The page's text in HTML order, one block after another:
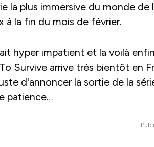
la plus immersive du monde
à la fin du mois de février.
hyper impatient et la voilà
Survive arrive très bientôt en
d'annoncer la sortie de la
patience…